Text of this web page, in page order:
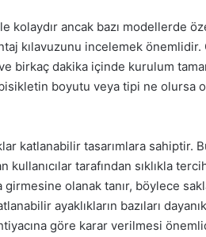
kolaydır ancak bazı modellerde
kılavuzunu incelemek önemlidir.
birkaç dakika içinde kurulum
boyutu veya tipi ne olursa
katlanabilir tasarımlara sahiptir.
kullanıcılar tarafından sıklıkla
olanak tanır, böylece
ayaklıkların bazıları
göre karar verilmesi